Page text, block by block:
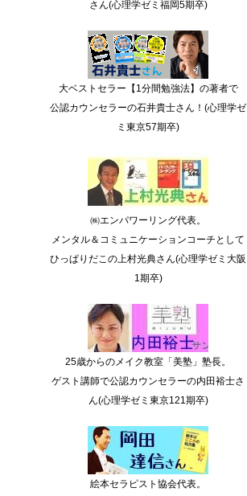
さん(心理学ゼミ福岡5期卒)
大ベストセラー【1分間勉強法】の著者で
公認カウンセラーの石井貴士さん！(心理学ゼ
ミ東京57期卒)
㈱エンパワーリング代表。
メンタル＆コミュニケーションコーチとして
ひっぱりだこの上村光典さん(心理学ゼミ大阪
1期卒)
25歳からのメイク教室「美塾」塾長。
ゲスト講師で公認カウンセラーの内田裕士さ
ん(心理学ゼミ東京121期卒)
絵本セラピスト協会代表。